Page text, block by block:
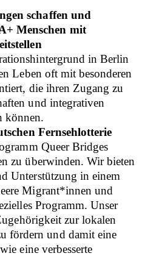
schaffen und
Menschen mit
in Berlin
Leben oft mit besonderen
die ihren Zugang zu
und integrativen
können.
Fernsehlotterie
Queer Bridges
zu überwinden. Wir bieten
Unterstützung in einem
Migrant*innen und
Programm. Unser
zur lokalen
fördern und damit eine
eine verbesserte